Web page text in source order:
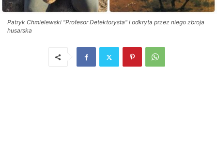
Patryk Chmielewski "Profesor Detektorysta" i odkryta przez niego zbroja
husarska